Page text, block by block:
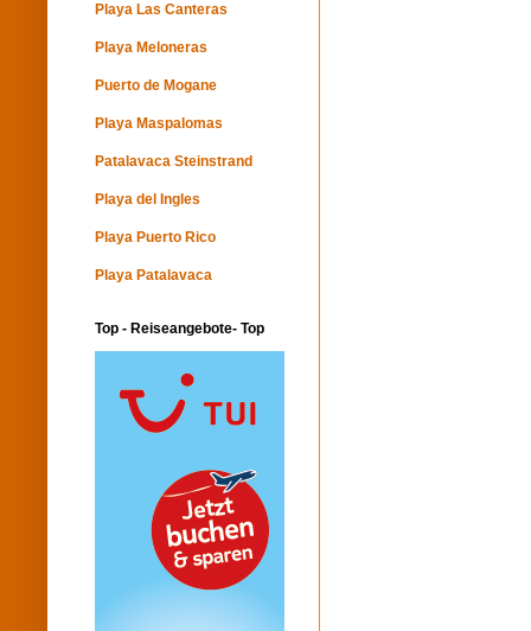
Playa Las Canteras
Playa Meloneras
Puerto de Mogane
Playa Maspalomas
Patalavaca Steinstrand
Playa del Ingles
Playa Puerto Rico
Playa Patalavaca
Top - Reiseangebote- Top